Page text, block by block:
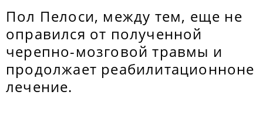
Пол Пелоси, между тем, еще не
оправился от полученной
черепно-мозговой травмы и
продолжает реабилитационноне
лечение.